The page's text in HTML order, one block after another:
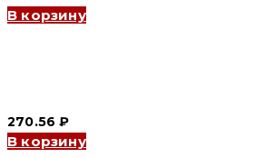
В корзину
270.56₽
В корзину